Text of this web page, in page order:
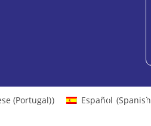
(Portugal)) Español (Spanish